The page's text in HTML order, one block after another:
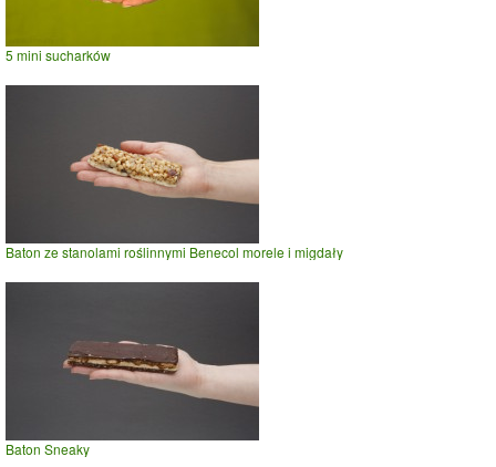
5 mini sucharków
Baton ze stanolami roślinnymi Benecol morele i migdały
Baton Sneaky